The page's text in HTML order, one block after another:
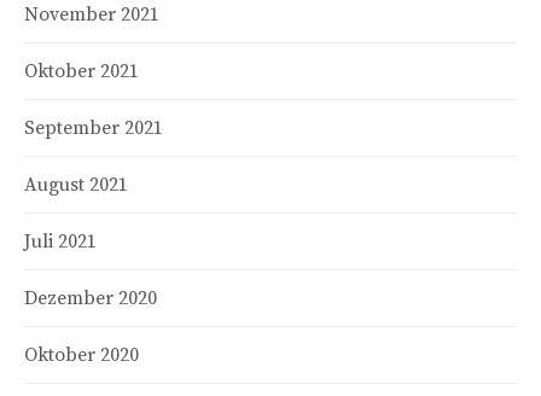
November 2021
Oktober 2021
September 2021
August 2021
Juli 2021
Dezember 2020
Oktober 2020